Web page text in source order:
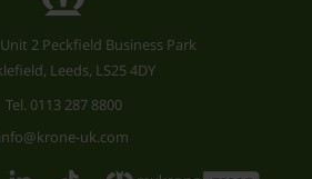
2 Peckfield Business Park
Leeds, LS25 4DY
Tel. 0113 287 8800
info@krone-uk.com